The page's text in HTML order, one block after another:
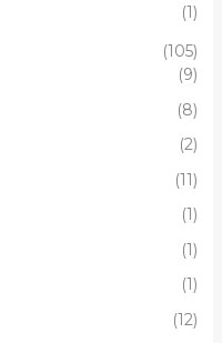
(1)
(105)
(9)
(8)
(2)
(11)
(1)
(1)
(1)
(12)